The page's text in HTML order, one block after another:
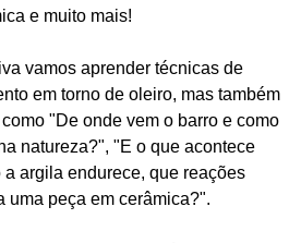
e muito mais!
vamos aprender técnicas de
em torno de oleiro, mas também
"De onde vem o barro e como
natureza?", "E o que acontece
argila endurece, que reações
uma peça em cerâmica?".